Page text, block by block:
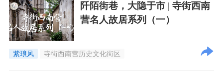
阡陌街巷，大隐于市 | 寺街西南
营名人故居系列（一）
紫琅风 寺街西南营历史文化街区